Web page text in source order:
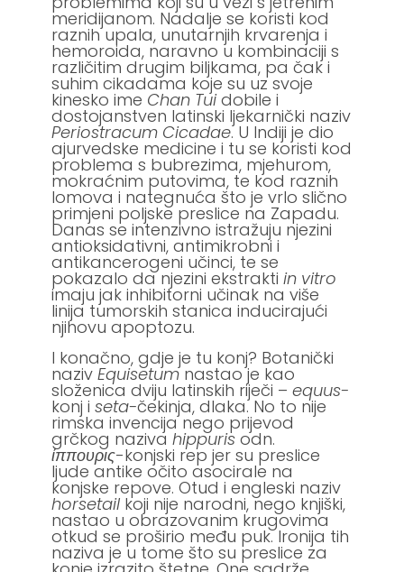
meridijanom. Nadalje se koristi kod
raznih upala, unutarnjih krvarenja i
hemoroida, naravno u kombinaciji s
različitim drugim biljkama, pa čak i
suhim cikadama koje su uz svoje
kinesko ime Chan Tuidobile i
dostojanstven latinski ljekarnički naziv
Periostracum Cicadae. U Indiji je dio
ajurvedske medicine i tu se koristi kod
problema s bubrezima, mjehurom,
mokraćnim putovima, te kod raznih
lomova i nategnuća što je vrlo slično
primjeni poljske preslice na Zapadu.
Danas se intenzivno istražuju njezini
antioksidativni, antimikrobni i
antikancerogeni učinci, te se
pokazalo da njezini ekstraktiin vitro
imaju jak inhibitorni učinak na više
linija tumorskih stanica inducirajući
njihovu apoptozu.
I konačno, gdje je tu konj? Botanički
nazivEquisetumnastao je kao
složenica dviju latinskih riječi –equus-
konj iseta-čekinja, dlaka. No to nije
rimska invencija nego prijevod
grčkog nazivahippurisodn.
ίππουρις-konjski rep jer su preslice
ljude antike očito asocirale na
konjske repove. Otud i engleski naziv
horsetail koji nije narodni, nego knjiški,
nastao u obrazovanim krugovima
otkud se proširio među puk. Ironija tih
naziva je u tome što su preslice za